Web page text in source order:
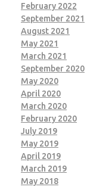
February 2022
September 2021
August 2021
May 2021
March 2021
September 2020
May 2020
April 2020
March 2020
February 2020
July 2019
May 2019
April 2019
March 2019
May 2018